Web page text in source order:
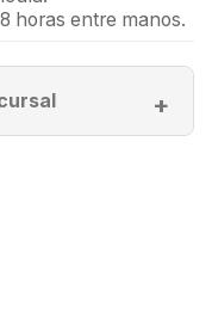
horas entre manos.